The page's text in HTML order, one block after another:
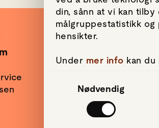
din, sånn at vi kan
målgruppestatistikk
hensikter.
Under mer info kan
om informasjonskapsler.
Vi bruker
Nødvendig